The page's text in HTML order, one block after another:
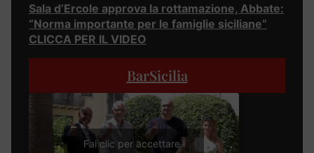
Sala d’Ercole approva la rottamazione, Abbate:
“Norma importante per le famiglie siciliane”
CLICCA PER IL VIDEO
BarSicilia
Fai clic per accettare i